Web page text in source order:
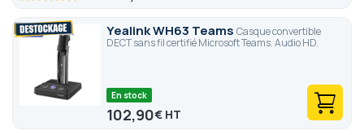
100 100
Yealink WH63 Teams Casque convertible
DECT sans fil certifié Microsoft Teams. Audio HD.
En stock
102,90€